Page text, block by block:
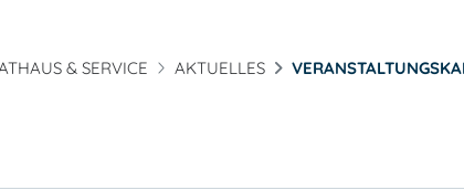
& SERVICE AKTUELLES